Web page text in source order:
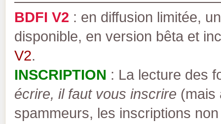
BDFI V2 : en diffusion limitée,
disponible, en version bêta et
V2.
INSCRIPTION : La lecture des
écrire, il faut vous inscrire (mais
spammeurs, les inscriptions